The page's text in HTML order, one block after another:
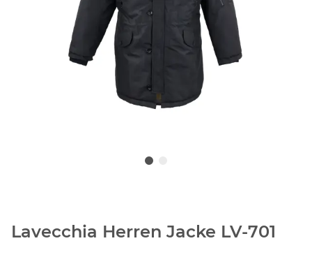
Lavecchia Herren Jacke LV-701